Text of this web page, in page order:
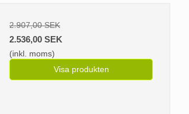
2.907,00 SEK
2.536,00 SEK
(inkl. moms)
Visa produkten